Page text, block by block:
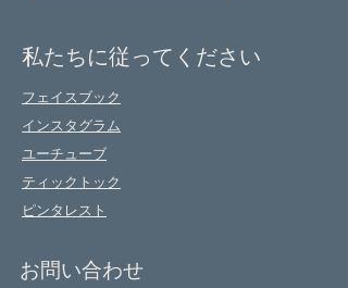
私たちに従ってください
フェイスブック
インスタグラム
ユーチューブ
ティックトック
ピンタレスト
お問い合わせ